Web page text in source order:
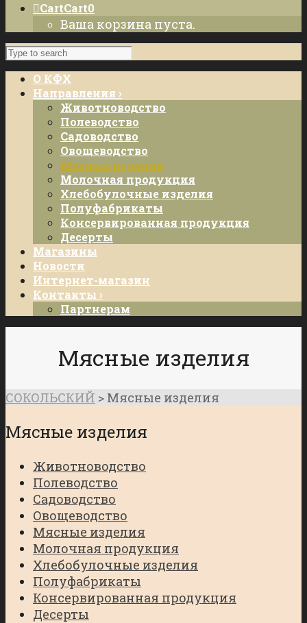
CartCart0
Ваша корзина пуста.
О КФХ
Направления ›
Животноводство
Полеводство
Садоводство
Овощеводство
Мясные изделия
Молочная продукция
Хлебобулочные изделия
Полуфабрикаты
Консервированная продукция
Десерты
Магазины
Новости
Интернет-магазин
Контакты ›
Партнерам
Мясные изделия
СОКОЛЬСКИЙ > Мясные изделия
Мясные изделия
Животноводство
Полеводство
Садоводство
Овощеводство
Мясные изделия
Молочная продукция
Хлебобулочные изделия
Полуфабрикаты
Консервированная продукция
Десерты